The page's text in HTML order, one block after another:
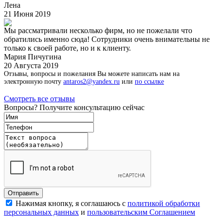
Лена
21 Июня 2019
Мы рассматривали несколько фирм, но не пожелали что
обратились именно сюда! Сотрудники очень внимательны не
только к своей работе, но и к клиенту.
Мария Пичугина
20 Августа 2019
Отзывы, вопросы и пожелания Вы можете написать нам на
электронную почту antaros2@yandex.ru или по ссылке
Смотреть все отзывы
Вопросы? Получите консультацию сейчас
Нажимая кнопку, я соглашаюсь с политикой обработки
персональных данных и пользовательским Соглашением